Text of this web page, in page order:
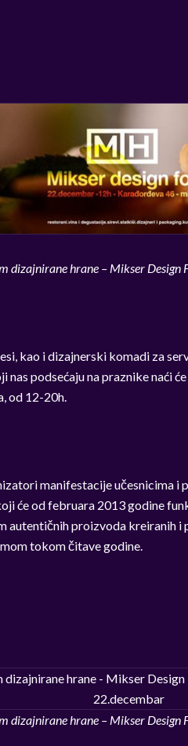
dizajnirane hrane – Mikser Design
kao i dizajnerski komadi za
nas podsećaju na praznike naći
od 12-20h.
manifestacije učesnicima i
će od februara 2013 godine
autentičnih proizvoda kreiranih i
tokom čitave godine.
dizajnirane hrane – Mikser Design